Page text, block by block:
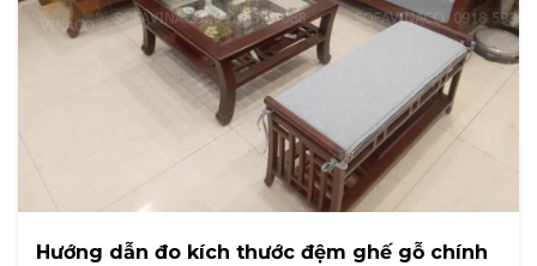
Hướng dẫn đo kích thước đệm ghế gỗ chính